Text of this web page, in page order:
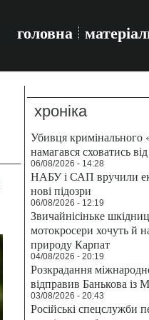
головна
хроніка
Убивця кримінального
намагався сховатись
06/08/2026 - 14:28
НАБУ і САП вручили
нові підозри
06/08/2026 - 12:19
Звичайнісіньке
мотокросери хочуть й
природу Карпат
04/08/2026 - 20:19
Розкрадання
відправив Банькова із
03/08/2026 - 20:43
Російські спецслужби